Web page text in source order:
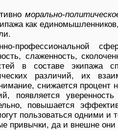
морально-
как
профессиональной
слаженность,
в составе экипажа
различий, их
снижается процент
появляется
повышается
пользоваться одними
привычки, да и внешне они